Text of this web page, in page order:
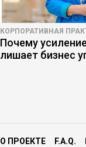
КОРПОРАТИВНАЯ
Почему
лишает бизнес
О ПРОЕКТЕ F.A.Q.